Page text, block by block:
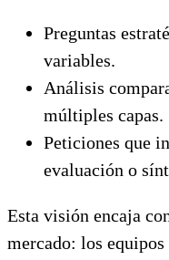
Preguntas
variables.
Análisis
múltiples capas.
Peticiones que
evaluación o
Esta visión encaja
mercado: los